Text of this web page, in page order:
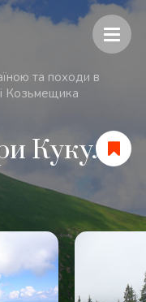
та походи в
Козьмещика
Кукул і